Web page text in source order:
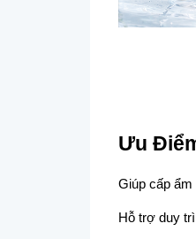
Ưu
Giúp cấp ẩm
Hỗ trợ duy